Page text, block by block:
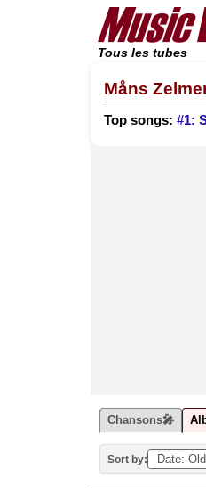
Tous les tubes
Måns
Top songs: #1:
Chansons🎤
Sort by: